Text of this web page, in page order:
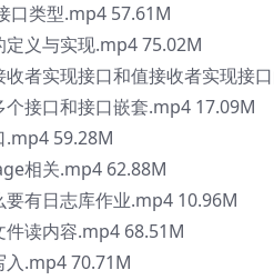
类型.mp4 57.61M
义与实现.mp4 75.02M
者实现接口和值接收者实现接
接口和接口嵌套.mp4 17.09M
59.28M
相关.mp4 62.88M
有日志库作业.mp4 10.96M
读内容.mp4 68.51M
.mp4 70.71M